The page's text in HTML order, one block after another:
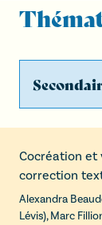
Cocréation et
correction
Alexandra
Lévis), Marc